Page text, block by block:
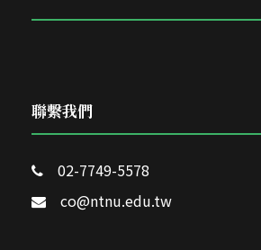
聯繫我們
02-7749-5578
co@ntnu.edu.tw